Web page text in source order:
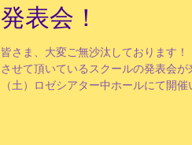
発表会！
皆さま、大変ご無沙汰しております！
させて頂いているスクールの発表会が
（土）ロゼシアター中ホールにて開催